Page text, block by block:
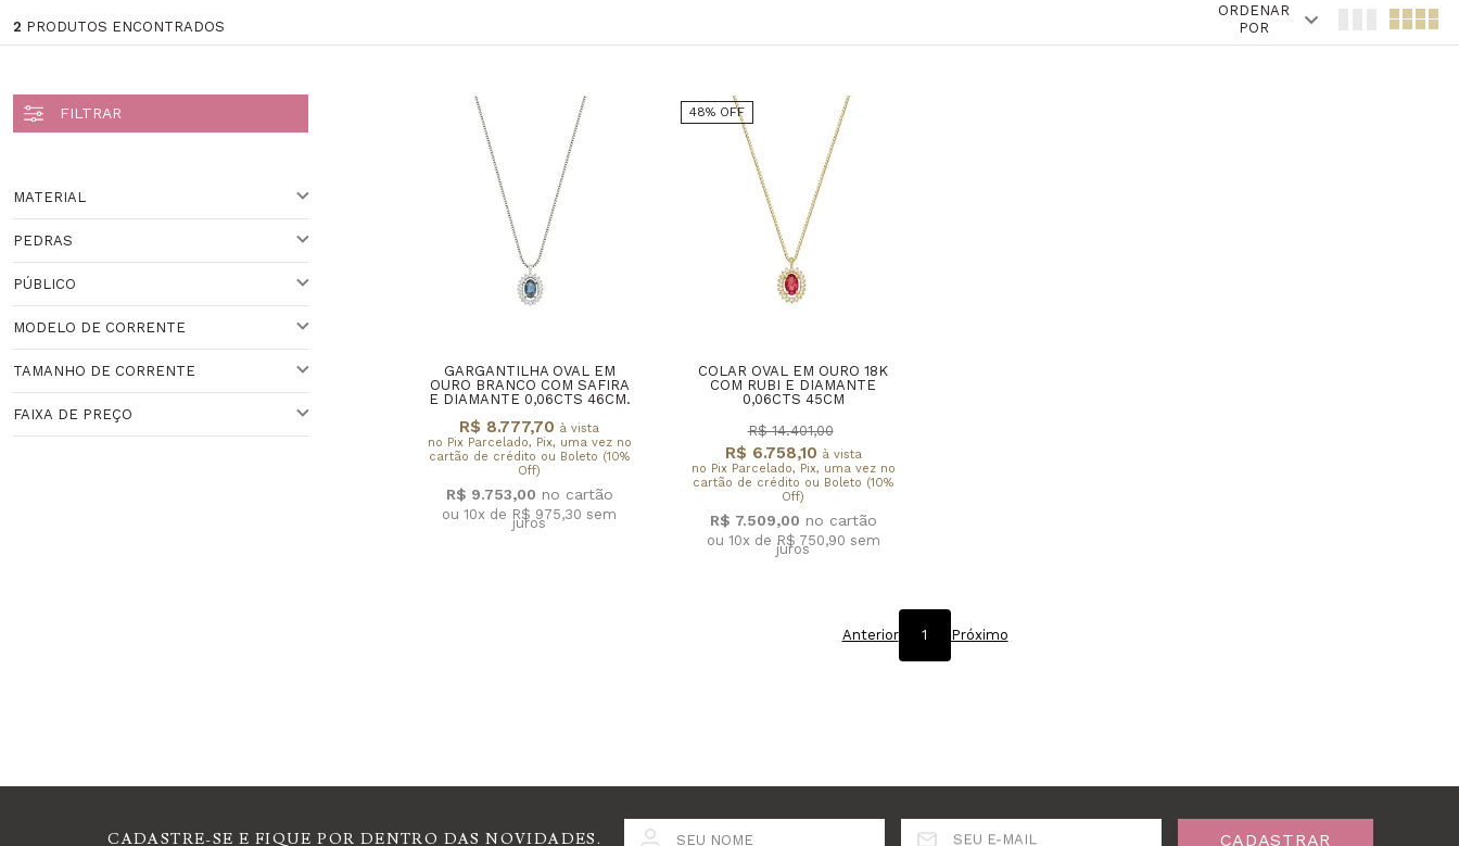
2 PRODUTOS ENCONTRADOS
ORDENAR
POR
MATERIAL
PEDRAS
PÚBLICO
MODELO DE CORRENTE
TAMANHO DE CORRENTE
41CM (APROX.),46CM(APROX)
FAIXA DE PREÇO
GARGANTILHA OVAL EM
OURO BRANCO COM SAFIRA
E DIAMANTE 0,06CTS 46CM.
R$ 8.777,70 à vista
no Pix Parcelado, Pix, uma vez no
cartão de crédito ou Boleto (10%
Off)
R$ 9.753,00
ou 10x de R$ 975,30 sem
juros
48% OFF
COLAR OVAL EM OURO 18K
COM RUBI E DIAMANTE
0,06CTS 45CM
R$ 6.758,10 à vista
no Pix Parcelado, Pix, uma vez no
cartão de crédito ou Boleto (10%
Off)
R$ 14.401,00
R$ 7.509,00
ou 10x de R$ 750,90 sem
juros
Anterior 1 Próximo
CADASTRE-SE E FIQUE POR DENTRO DAS NOVIDADES. SEU NOME SEU E-MAIL CADASTRAR